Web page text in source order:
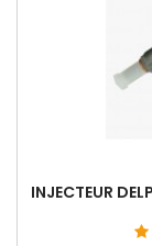
INJECTEUR